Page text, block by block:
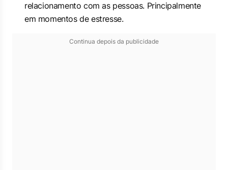
relacionamento com as pessoas. Principalmente
em momentos de estresse.
Continua depois da publicidade